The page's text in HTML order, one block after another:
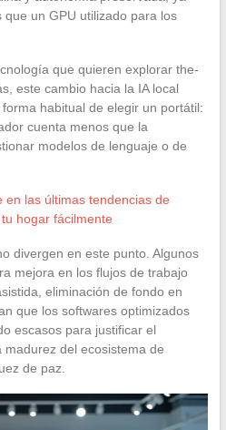
un GPU utilizado para los
que quieren explorar the-
este cambio hacia la IA local
habitual de elegir un portátil:
cuenta menos que la
modelos de lenguaje o de
en las últimas tendencias de
hogar fácilmente
divergen en este punto. Algunos
mejora en los flujos de trabajo
eliminación de fondo en
que los softwares optimizados
escasos para justificar el
del ecosistema de
de paz.